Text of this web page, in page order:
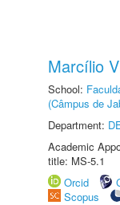
Marcílio
School:
(Câmpus de
Department:
Academic
title: MS-5.1
Orcid
Scopus